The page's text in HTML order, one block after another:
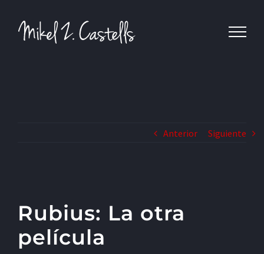
Anterior Siguiente
Rubius: La otra
película